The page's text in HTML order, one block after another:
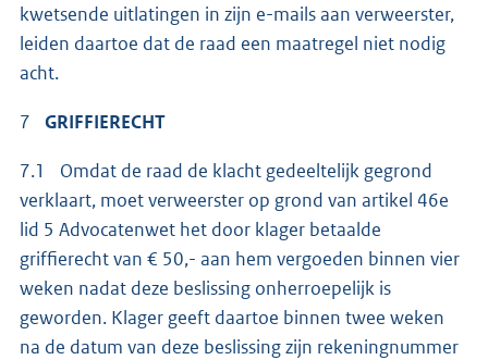
kwetsende uitlatingen in zijn e-mails aan verweerster,
leiden daartoe dat de raad een maatregel niet nodig
acht.
7 GRIFFIERECHT
7.1 Omdat de raad de klacht gedeeltelijk gegrond
verklaart, moet verweerster op grond van artikel 46e
lid 5 Advocatenwet het door klager betaalde
griffierecht van € 50,- aan hem vergoeden binnen vier
weken nadat deze beslissing onherroepelijk is
geworden. Klager geeft daartoe binnen twee weken
na de datum van deze beslissing zijn rekeningnummer